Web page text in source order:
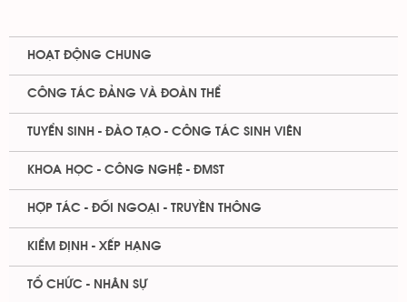
HOẠT ĐỘNG CHUNG
CÔNG TÁC ĐẢNG VÀ ĐOÀN THỂ
TUYỂN SINH - ĐÀO TẠO - CÔNG TÁC SINH VIÊN
KHOA HỌC - CÔNG NGHỆ - ĐMST
HỢP TÁC - ĐỐI NGOẠI - TRUYỀN THÔNG
KIỂM ĐỊNH - XẾP HẠNG
TỔ CHỨC - NHÂN SỰ